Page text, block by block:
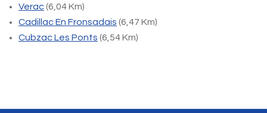
Verac(6,04 Km)
Cadillac En Fronsadais (6,47 Km)
Cubzac Les Ponts (6,54 Km)